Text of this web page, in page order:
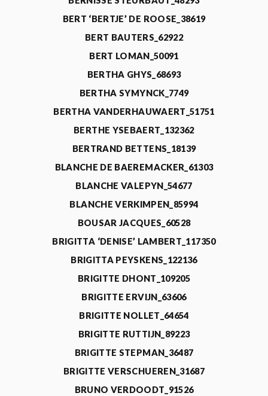
BERT ‘BERTJE’ DE ROOSE_38619
BERT BAUTERS_62922
BERT LOMAN_50091
BERTHA GHYS_68693
BERTHA SYMYNCK_7749
BERTHA VANDERHAUWAERT_51751
BERTHE YSEBAERT_132362
BERTRAND BETTENS_18139
BLANCHE DE BAEREMACKER_61303
BLANCHE VALEPYN_54677
BLANCHE VERKIMPEN_85994
BOUSAR JACQUES_60528
BRIGITTA ‘DENISE’ LAMBERT_117350
BRIGITTA PEYSKENS_122136
BRIGITTE DHONT_109205
BRIGITTE ERVIJN_63606
BRIGITTE NOLLET_64654
BRIGITTE RUTTIJN_89223
BRIGITTE STEPMAN_36487
BRIGITTE VERSCHUEREN_31687
BRUNO VERDOODT_91526